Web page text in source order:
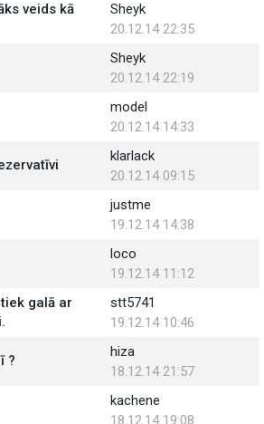
veids kā
Sheyk
20.12.14 22:35
Sheyk
20.12.14 22:19
model
20.12.14 14:33
klarlack
20.12.14 09:15
justme
19.12.14 14:38
loco
19.12.14 11:12
galā ar
stt5741
19.12.14 10:46
?
hiza
18.12.14 21:57
kachene
18.12.14 19:08